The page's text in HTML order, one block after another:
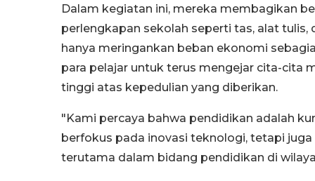
Dalam kegiatan ini, mereka membagikan
perlengkapan sekolah seperti tas, alat
hanya meringankan beban ekonomi
para pelajar untuk terus mengejar cita-cita
tinggi atas kepedulian yang diberikan.
"Kami percaya bahwa pendidikan adalah
berfokus pada inovasi teknologi, tetapi
terutama dalam bidang pendidikan di